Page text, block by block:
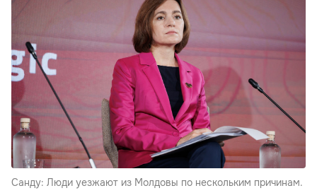
Санду: Люди уезжают из Молдовы по нескольким причинам.